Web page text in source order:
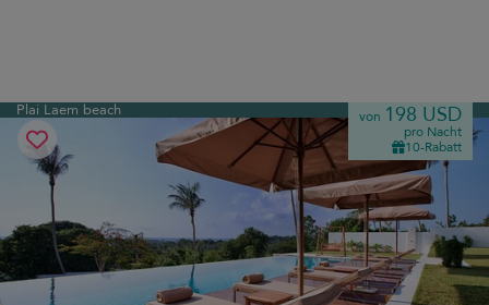
Plai Laem beach von 198 USD
pro Nacht
10-Rabatt